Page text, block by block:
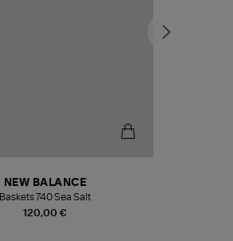
120,00 €
NEW BALANCE
Baskets 740 Sea Salt